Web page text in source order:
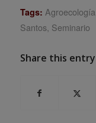
Tags: Agroecología
Santos, Seminario
Share this entry